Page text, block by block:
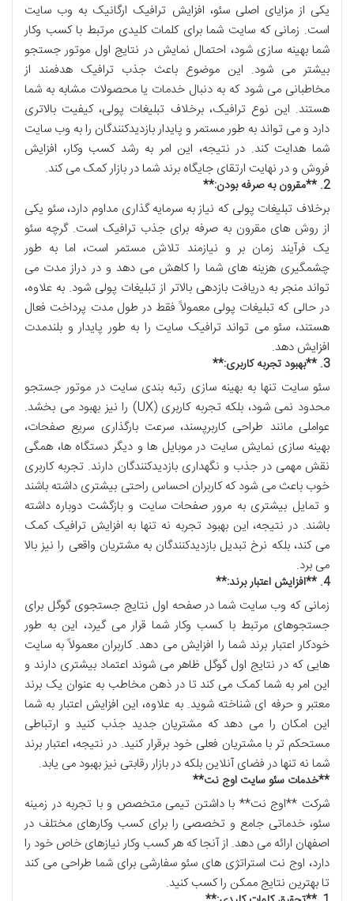
یکی از مزایای اصلی سئو، افزایش ترافیک ارگانیک به وب سایت
است. زمانی که سایت شما برای کلمات کلیدی مرتبط با کسب وکار
شما بهینه سازی شود، احتمال نمایش در نتایج اول موتور جستجو
بیشتر می شود. این موضوع باعث جذب ترافیک هدفمند از
مخاطبانی می شود که به دنبال خدمات یا محصولات مشابه به شما
هستند. این نوع ترافیک، برخلاف تبلیغات پولی، کیفیت بالاتری
دارد و می تواند به طور مستمر و پایدار بازدیدکنندگان را به وب سایت
شما هدایت کند. در نتیجه، این امر به رشد کسب وکار، افزایش
فروش و در نهایت ارتقای جایگاه برند شما در بازار کمک می کند.
2. ** مقرون به صرفه بودن:**
برخلاف تبلیغات پولی که نیاز به سرمایه گذاری مداوم دارد، سئو یکی
از روش های مقرون به صرفه برای جذب ترافیک است. گرچه سئو
یک فرآیند زمان بر و نیازمند تلاش مستمر است، اما به طور
چشمگیری هزینه های شما را کاهش می دهد و در دراز مدت می
تواند منجر به دریافت بازدهی بالاتر از تبلیغات پولی شود. به علاوه،
در حالی که تبلیغات پولی معمولاً فقط در طول مدت پرداخت فعال
هستند، سئو می تواند ترافیک سایت را به طور پایدار و بلندمدت
افزایش دهد.
3. ** بهبود تجربه کاربری:**
سئو سایت تنها به بهینه سازی رتبه بندی سایت در موتور جستجو
محدود نمی شود، بلکه تجربه کاربری (UX)
را نیز بهبود می بخشد.
عواملی مانند طراحی کاربرپسند، سرعت بارگذاری سریع صفحات،
بهینه سازی نمایش سایت در موبایل ها و دیگر دستگاه ها، همگی
نقش مهمی در جذب و نگهداری بازدیدکنندگان دارند. تجربه کاربری
خوب باعث می شود که کاربران احساس راحتی بیشتری داشته باشند
و تمایل بیشتری به مرور صفحات سایت و بازگشت دوباره داشته
باشند. در نتیجه، این بهبود تجربه نه تنها به افزایش ترافیک کمک
می کند، بلکه نرخ تبدیل بازدیدکنندگان به مشتریان واقعی را نیز بالا
می برد.
4. ** افزایش اعتبار برند:**
زمانی که وب سایت شما در صفحه اول نتایج جستجوی گوگل برای
جستجوهای مرتبط با کسب وکار شما قرار می گیرد، این به طور
خودکار اعتبار برند شما را افزایش می دهد. کاربران معمولاً به سایت
هایی که در نتایج اول گوگل ظاهر می شوند اعتماد بیشتری دارند و
این امر به شما کمک می کند تا در ذهن مخاطب به عنوان یک برند
معتبر و حرفه ای شناخته شوید. به علاوه، این افزایش اعتبار به شما
این امکان را می دهد که مشتریان جدید جذب کنید و ارتباطی
مستحکم تر با مشتریان فعلی خود برقرار کنید. در نتیجه، اعتبار برند
شما نه تنها در فضای آنلاین بلکه در بازار رقابتی نیز بهبود می یابد.
**خدمات سئو سایت اوج نت**
شرکت **اوج نت** با داشتن تیمی متخصص و با تجربه در زمینه
سئو، خدماتی جامع و تخصصی را برای کسب وکارهای مختلف در
اصفهان ارائه می دهد. از آنجا که هر کسب وکار نیازهای خاص خود را
دارد، اوج نت استراتژی های سئو سفارشی برای شما طراحی می کند
تا بهترین نتایج ممکن را کسب کنید.